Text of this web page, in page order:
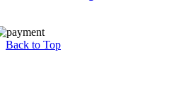
Back to Top